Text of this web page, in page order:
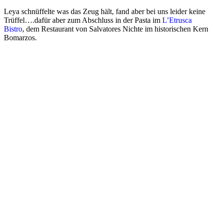
Leya schnüffelte was das Zeug hält, fand aber bei uns leider keine
Trüffel….dafür aber zum Abschluss in der Pasta im L’Etrusca
Bistro, dem Restaurant von Salvatores Nichte im historischen Kern
Bomarzos.